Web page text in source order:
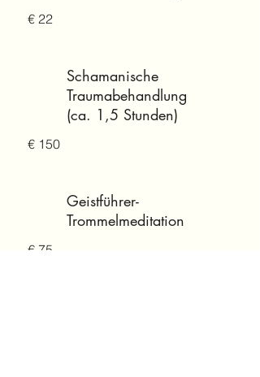
€ 22
Schamanische
Traumabehandlung
(ca. 1,5 Stunden)
€ 150
Geistführer-
Trommelmeditation
€ 75